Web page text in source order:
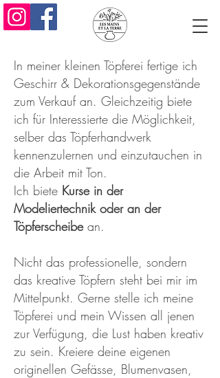
In meiner kleinen Töpferei fertige ich
Geschirr & Dekorationsgegenstände
zum Verkauf an. Gleichzeitig biete
ich für Interessierte die Möglichkeit,
selber das Töpferhandwerk
kennenzulernen und einzutauchen in
die Arbeit mit Ton.
Ich biete Kurse in der
Modeliertechnik oder an der
Töpferscheibean.
Nicht das professionelle, sondern
das kreative Töpfern steht bei mir im
Mittelpunkt. Gerne stelle ich meine
Töpferei und mein Wissen all jenen
zur Verfügung, die Lust haben kreativ
zu sein. Kreiere deine eigenen
originellen Gefässe, Blumenvasen,